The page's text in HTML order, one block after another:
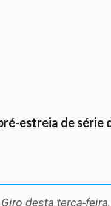
estreia de série
desta terça-